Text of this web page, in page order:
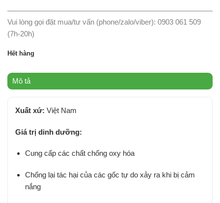
Vui lòng gọi đặt mua/tư vấn (phone/zalo/viber): 0903 061 509
(7h-20h)
Hết hàng
Mô tả
Xuất xứ: Việt Nam
Giá trị dinh dưỡng:
Cung cấp các chất chống oxy hóa
Chống lại tác hại của các gốc tự do xảy ra khi bị cảm
nắng